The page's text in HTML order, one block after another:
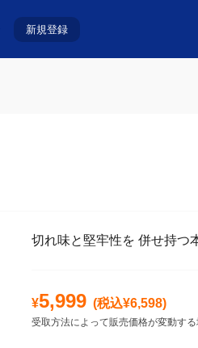
新規登録
切れ味と堅牢性を 併せ持つ
¥5,999 (税込¥6,598)
受取方法によって販売価格が変動する